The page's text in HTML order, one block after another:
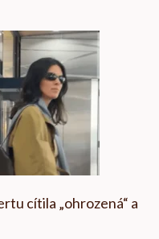
cítila „ohrozená“ a